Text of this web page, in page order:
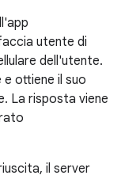
utente di
dell'utente.
ottiene il suo
La risposta viene
il server